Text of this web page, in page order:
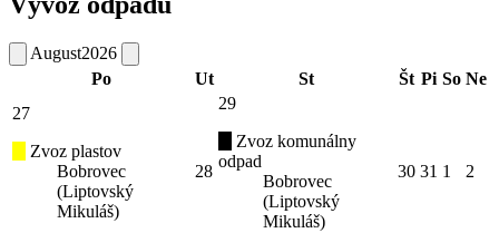
August2026
Po
Ut St Št Pi So Ne
27
Zvoz plastov
Bobrovec
(Liptovský
Mikuláš)
28
29
Zvoz komunálny
odpad
Bobrovec
(Liptovský
Mikuláš)
30 31 1 2